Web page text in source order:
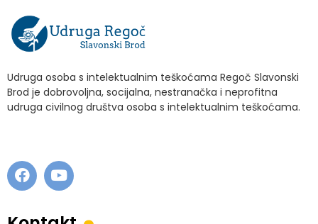
Udruga osoba s intelektualnim teškoćama Regoč Slavonski
Brod je dobrovoljna, socijalna, nestranačka i neprofitna
udruga civilnog društva osoba s intelektualnim teškoćama.